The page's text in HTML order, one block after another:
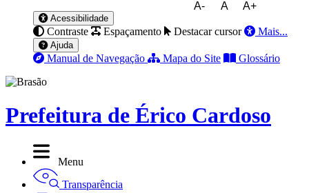
A- A A+
Acessibilidade
Contraste Espaçamento Destacar cursor Mais...
Ajuda
Manual de Navegação Mapa do Site Glossário
Prefeitura de Érico Cardoso
Menu
Transparência